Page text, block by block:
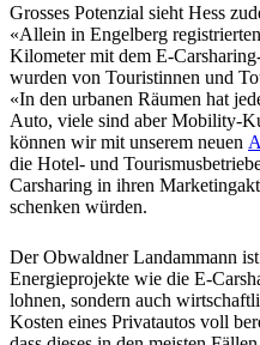
Grosses Potenzial sieht Hess
«Allein in Engelberg
Kilometer mit dem E-
wurden von Touristinnen und
«In den urbanen Räumen hat
Auto, viele sind aber Mobility-
können wir mit unserem neuen
die Hotel- und
Carsharing in ihren
schenken würden.
Der Obwaldner Landammann
Energieprojekte wie die E-
lohnen, sondern auch
Kosten eines Privatautos voll